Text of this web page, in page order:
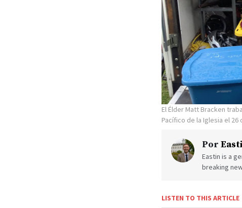
El Élder Matt Bracken
Pacífico de la Iglesia el
Por
Eastin is a
breaking
LISTEN TO THIS ARTICLE